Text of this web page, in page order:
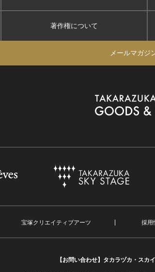
著作権について
メールマガジ
宝塚クリエイティブアーツ 採用
【お問い合わせ】 タカラヅカ・スカ